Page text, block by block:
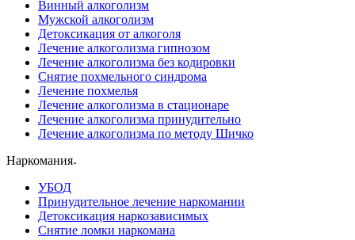
Винный алкоголизм
Мужской алкоголизм
Детоксикация от алкоголя
Лечение алкоголизма гипнозом
Лечение алкоголизма без кодировки
Снятие похмельного синдрома
Лечение похмелья
Лечение алкоголизма в стационаре
Лечение алкоголизма принудительно
Лечение алкоголизма по методу Шичко
Наркомания
УБОД
Принудительное лечение наркомании
Детоксикация наркозависимых
Снятие ломки наркомана